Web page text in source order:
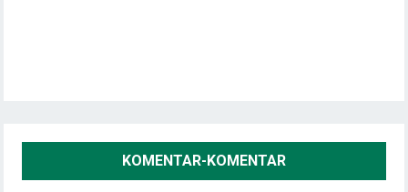
KOMENTAR-KOMENTAR